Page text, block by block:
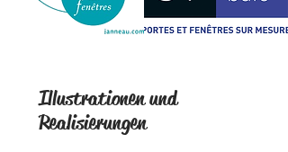
Illustrationen und
Realisierungen